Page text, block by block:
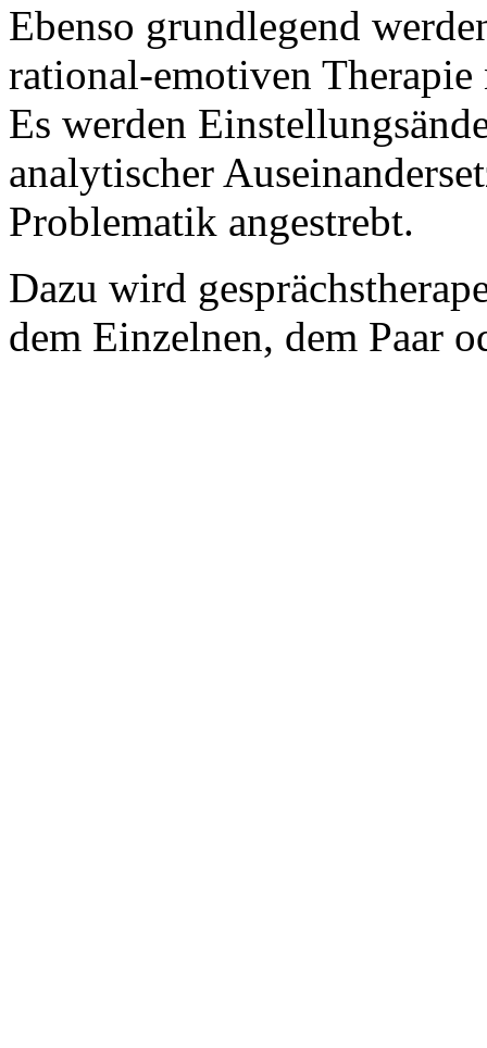
Ebenso grundlegend
rational-emotiven Therapie
Es werden
analytischer
Problematik angestrebt.
Dazu wird
dem Einzelnen, dem Paar